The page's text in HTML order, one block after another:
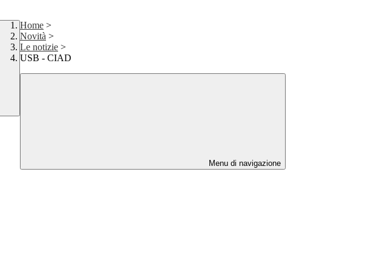
Home >
Novità >
Le notizie >
USB - CIAD
Menu di navigazione